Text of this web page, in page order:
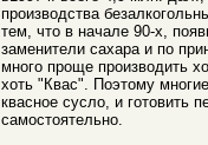
производства
тем, что в начале 90-х,
заменители сахара и по
много проще производить
хоть "Квас". Поэтому
квасное сусло, и готовить
самостоятельно.